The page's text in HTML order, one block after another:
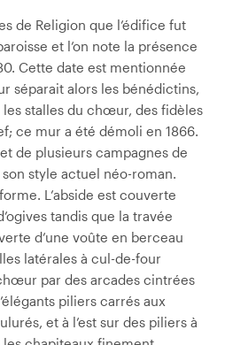
de Religion que l’édifice fut
et l’on note la présence
Cette date est mentionnée
séparait alors les bénédictins,
stalles du chœur, des fidèles
ce mur a été démoli en 1866.
de plusieurs campagnes de
style actuel néo-roman.
L’abside est couverte
tandis que la travée
d’une voûte en berceau
latérales à cul-de-four
par des arcades cintrées
piliers carrés aux
et à l’est sur des piliers à